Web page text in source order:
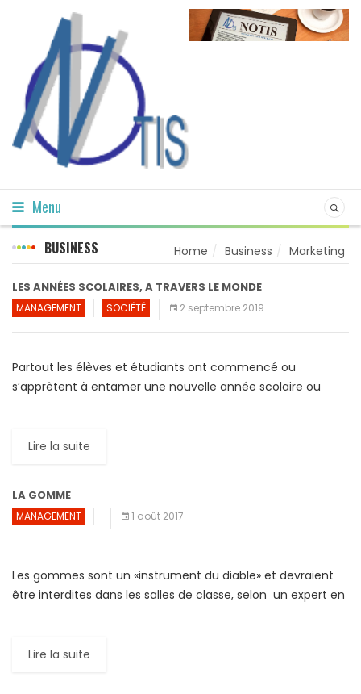
Menu
BUSINESS Home Business Marketing
LES ANNÉES SCOLAIRES, A TRAVERS LE MONDE
MANAGEMENT SOCIÉTÉ 2 septembre 2019
Partout les élèves et étudiants ont commencé ou
s’apprêtent à entamer une nouvelle année scolaire ou
Lire la suite
LA GOMME
MANAGEMENT 1 août 2017
Les gommes sont un «instrument du diable» et devraient
être interdites dans les salles de classe, selon un expert en
Lire la suite